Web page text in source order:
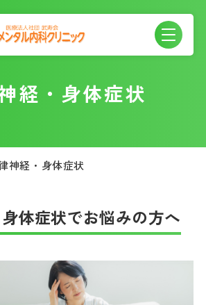
経・身体症状
神経・身体症状
体症状でお悩みの方へ